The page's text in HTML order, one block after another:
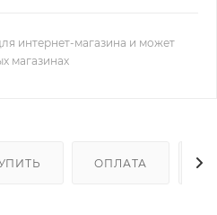
интернет-магазина и может
магазинах
ОПЛАТА